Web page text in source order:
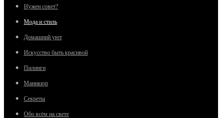
Нужен совет?
Мода и стиль
Домашний уют
Искусство быть красивой
Пилинги
Маникюр
Секреты
Обо всём на свете